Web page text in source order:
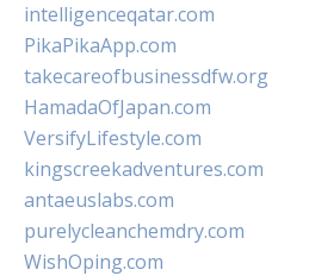
intelligenceqatar.com
PikaPikaApp.com
takecareofbusinessdfw.org
HamadaOfJapan.com
VersifyLifestyle.com
kingscreekadventures.com
antaeuslabs.com
purelycleanchemdry.com
WishOping.com